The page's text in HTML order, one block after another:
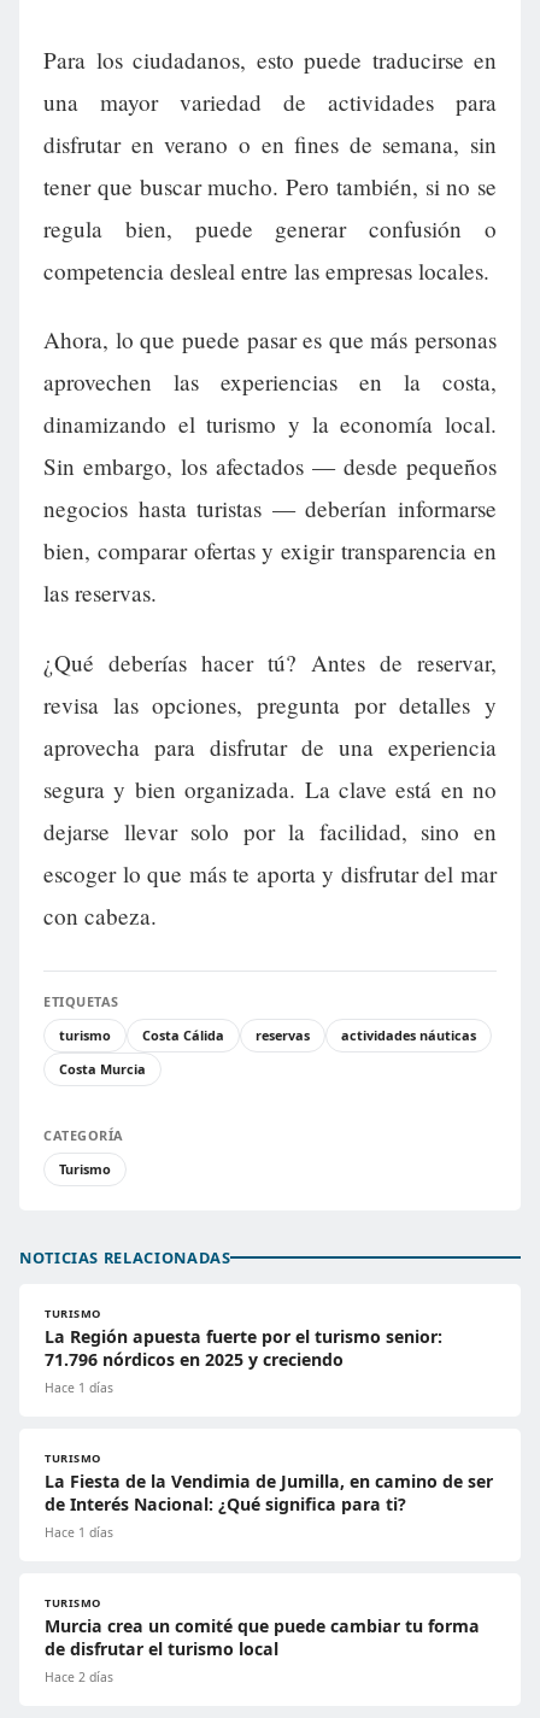
Para los ciudadanos, esto puede traducirse en
una mayor variedad de actividades para
disfrutar en verano o en fines de semana, sin
tener que buscar mucho. Pero también, si no se
regula bien, puede generar confusión o
competencia desleal entre las empresas locales.
Ahora, lo que puede pasar es que más personas
aprovechen las experiencias en la costa,
dinamizando el turismo y la economía local.
Sin embargo, los afectados — desde pequeños
negocios hasta turistas — deberían informarse
bien, comparar ofertas y exigir transparencia en
las reservas.
¿Qué deberías hacer tú? Antes de reservar,
revisa las opciones, pregunta por detalles y
aprovecha para disfrutar de una experiencia
segura y bien organizada. La clave está en no
dejarse llevar solo por la facilidad, sino en
escoger lo que más te aporta y disfrutar del mar
con cabeza.
ETIQUETAS
turismo
Costa Cálida reservas
actividades náuticas
Costa Murcia
CATEGORÍA
Turismo
NOTICIAS RELACIONADAS
TURISMO
La Región apuesta fuerte por el turismo senior:
71.796 nórdicos en 2025 y creciendo
Hace 1 días
TURISMO
La Fiesta de la Vendimia de Jumilla, en camino de ser
de Interés Nacional: ¿Qué significa para ti?
Hace 1 días
TURISMO
Murcia crea un comité que puede cambiar tu forma
de disfrutar el turismo local
Hace 2 días